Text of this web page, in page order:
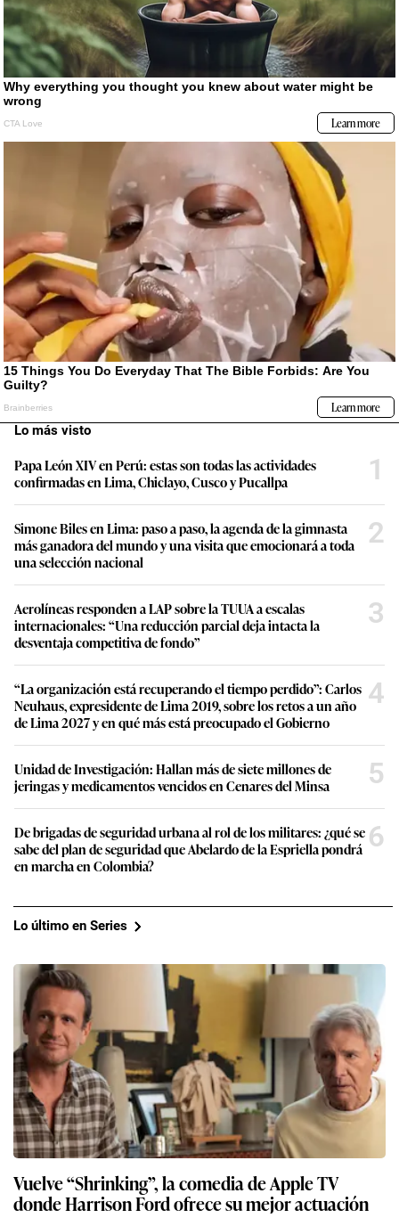
Lo más visto
Papa León XIV en Perú: estas son todas las actividades
confirmadas en Lima, Chiclayo, Cusco y Pucallpa
1
Simone Biles en Lima: paso a paso, la agenda de la gimnasta
más ganadora del mundo y una visita que emocionará a toda
una selección nacional
2
Aerolíneas responden a LAP sobre la TUUA a escalas
internacionales: “Una reducción parcial deja intacta la
desventaja competitiva de fondo”
3
“La organización está recuperando el tiempo perdido”: Carlos
Neuhaus, expresidente de Lima 2019, sobre los retos a un año
de Lima 2027 y en qué más está preocupado el Gobierno
4
Unidad de Investigación: Hallan más de siete millones de
jeringas y medicamentos vencidos en Cenares del Minsa
5
De brigadas de seguridad urbana al rol de los militares: ¿qué se
sabe del plan de seguridad que Abelardo de la Espriella pondrá
en marcha en Colombia?
6
Lo último en Series
Vuelve “Shrinking”, la comedia de Apple TV
donde Harrison Ford ofrece su mejor actuación